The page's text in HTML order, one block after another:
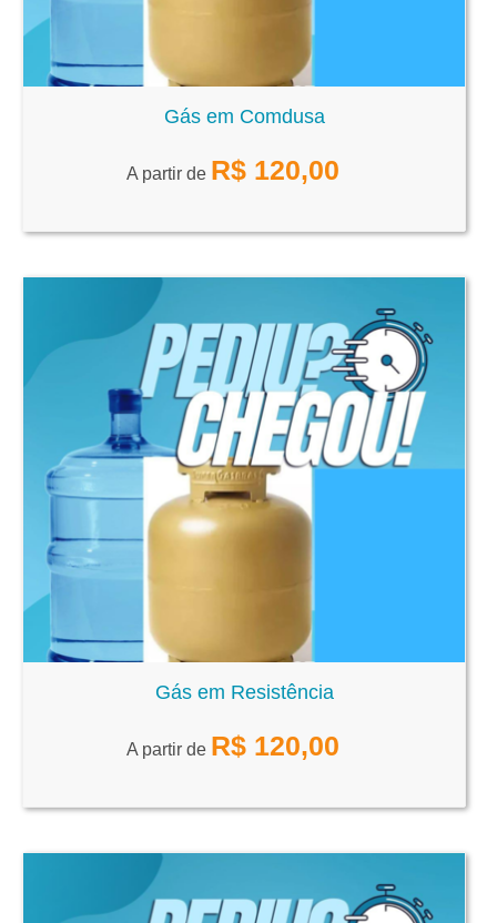
Gás em Comdusa
A partir de R$ 120,00
Gás em Resistência
A partir de R$ 120,00